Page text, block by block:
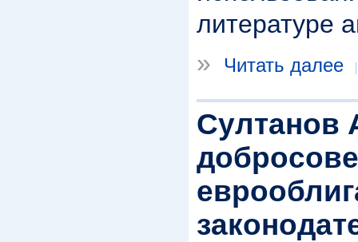
литературе
»
Читать далее
Султанов